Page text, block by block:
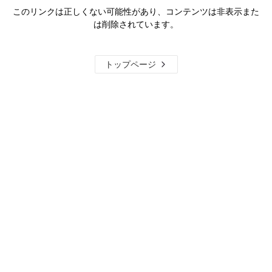
このリンクは正しくない可能性があり、コンテンツは非表示また
は削除されています。
トップページ